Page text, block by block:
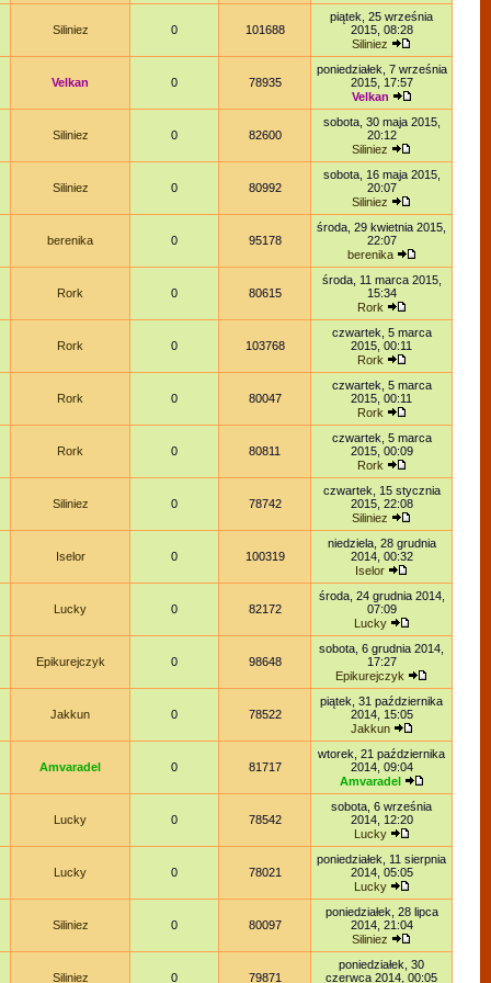
Siliniez 0 101688
piątek, 25 września
2015, 08:28
Siliniez
Velkan 0 78935
poniedziałek, 7 września
2015, 17:57
Velkan
Siliniez 0 82600
sobota, 30 maja 2015,
20:12
Siliniez
Siliniez 0 80992
sobota, 16 maja 2015,
20:07
Siliniez
berenika 0 95178
środa, 29 kwietnia 2015,
22:07
berenika
Rork 0 80615
środa, 11 marca 2015,
15:34
Rork
Rork 0 103768
czwartek, 5 marca
2015, 00:11
Rork
Rork 0 80047
czwartek, 5 marca
2015, 00:11
Rork
Rork 0 80811
czwartek, 5 marca
2015, 00:09
Rork
Siliniez 0 78742
czwartek, 15 stycznia
2015, 22:08
Siliniez
Iselor 0 100319
niedziela, 28 grudnia
2014, 00:32
Iselor
Lucky 0 82172
środa, 24 grudnia 2014,
07:09
Lucky
Epikurejczyk 0 98648
sobota, 6 grudnia 2014,
17:27
Epikurejczyk
Jakkun 0 78522
piątek, 31 października
2014, 15:05
Jakkun
Amvaradel 0 81717
wtorek, 21 października
2014, 09:04
Amvaradel
Lucky 0 78542
sobota, 6 września
2014, 12:20
Lucky
Lucky 0 78021
poniedziałek, 11 sierpnia
2014, 05:05
Lucky
Siliniez 0 80097
poniedziałek, 28 lipca
2014, 21:04
Siliniez
Siliniez 0 79871
poniedziałek, 30
czerwca 2014, 00:05